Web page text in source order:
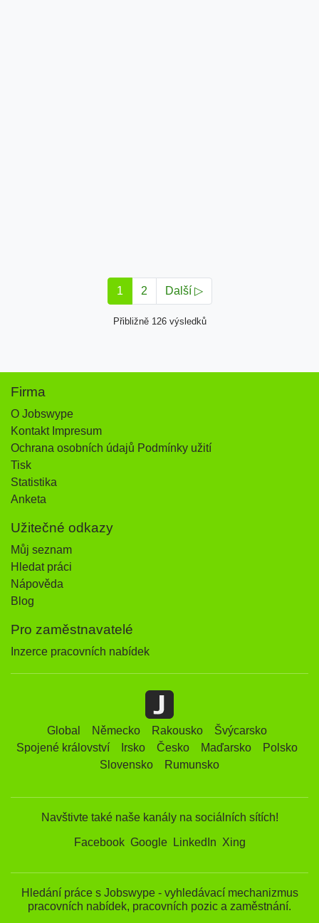
1 2 Další ▷
Přibližně 126 výsledků
Firma
O Jobswype
Kontakt Impresum
Ochrana osobních údajů Podmínky užití
Tisk
Statistika
Anketa
Užitečné odkazy
Můj seznam
Hledat práci
Nápověda
Blog
Pro zaměstnavatelé
Inzerce pracovních nabídek
Global Německo Rakousko
Švýcarsko
Spojené království
Irsko Česko Maďarsko
Polsko
Slovensko
Rumunsko
Navštivte také naše kanály na sociálních sítích!
Facebook Google LinkedIn Xing
Hledání práce s Jobswype - vyhledávací mechanizmus
pracovních nabídek, pracovních pozic a zaměstnání.